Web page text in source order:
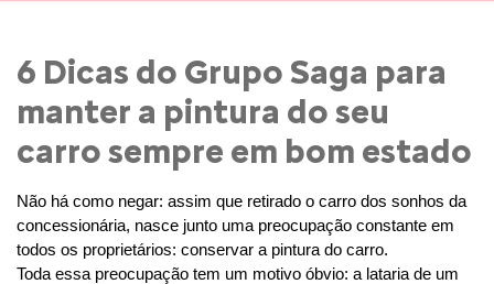
6 Dicas do Grupo Saga para
manter a pintura do seu
carro sempre em bom estado
Não há como negar: assim que retirado o carro dos sonhos da
concessionária, nasce junto uma preocupação constante em
todos os proprietários: conservar a pintura do carro.
Toda essa preocupação tem um motivo óbvio: a lataria de um